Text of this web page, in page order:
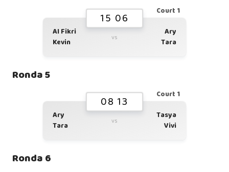
Court 1
15 06
Al Fikri
Kevin
vs
Ary
Tara
Ronda 5
Court 1
08 13
Ary
Tara
vs
Tasya
Vivi
Ronda 6